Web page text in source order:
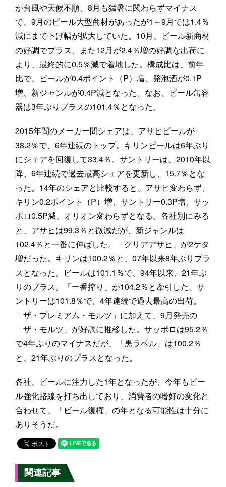
が台風や天候不順、8月も猛暑に関わらずマイナス
で、9月のビール大型商材があったが1～9月では1.4％
減にまで下げ幅が拡大していた。10月、ビール新商材
の好調でプラス、また12月が2.4％増の好調な出荷に
より、最終的に0.5％減で着地した。構成比は、前年
比で、ビールが0.4ポイント（P）増、発泡酒が0.1P
増、新ジャンルが0.4P減となった。なお、ビール缶容
器は3年ぶりプラスの101.4％となった。
2015年間のメーカー間シェアは、アサヒビールが
38.2％で、6年連続のトップ。キリンビールは6年ぶり
にシェアを回復して33.4％。サントリーは、2010年以
降、6年連続で過去最高シェアを更新し、15.7％とな
った。14年のシェアと比較すると、アサヒ変わらず、
キリン0.2ポイント（P）増、サントリー0.3P増、サッ
ポロ0.5P減、オリオン変わらずとなる。各社別にみる
と、アサヒは99.3％と微減だが、新ジャンルは
102.4％と一番に伸ばした。「クリアアサヒ」が2ケタ
増だった。キリンは100.2％と、07年以来8年ぶりプラ
スとなった。ビールは101.1％で、94年以来、21年ぶ
りのプラス。「一番搾り」が104.2％と牽引した。サ
ントリーは101.8％で、4年連続で過去最高の出荷。
「ザ・プレミアム・モルツ」に加えて、9月発売の
「ザ・モルツ」が好調に推移した。サッポロは95.2％
で4年ぶりのマイナスだが、「黒ラベル」は100.2％
と、21年ぶりのプラスとなった。
各社、ビールに注力した1年となったが、今年もビー
ル強化路線を打ち出しており、消費者の嗜好の変化と
合わせて、「ビール復権」の年となる可能性は十分に
ありそうだ。
関連記事